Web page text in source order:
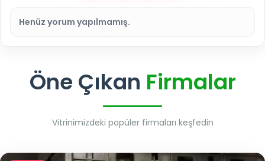
Henüz yorum yapılmamış.
Öne Çıkan Firmalar
Vitrinimizdeki popüler firmaları keşfedin